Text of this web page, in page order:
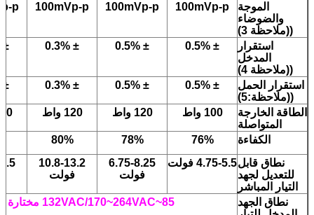
الموجة
والضوضاء
((ملاحظة 3)
100mVp-p
100mVp-p
100mVp-p
p
استقرار
المدخل
((ملاحظة 4)
± 0.5%
± 0.5%
± 0.3%
± 0.3%
استقرار الحمل
((ملاحظة:5)
± 0.5%
± 0.5%
± 0.3%
± 0.3%
الطاقة الخارجة
المتواصلة
100 واط 120 واط 120 واط 120
الكفاءة 76%
78%
80%
نطاق قابل
للتعديل لجهد
التيار المباشر
4.75-5.5 فولت
6.75-8.25
فولت
10.8-13.2
فولت
نطاق الجهد
85~132VAC/170~264VAC مختارة بواسطة مفتاح 47~63Hz، 248~370VDC